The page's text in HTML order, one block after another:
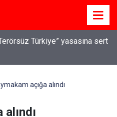
Türkiye” yasasına sert
hastalıklarına karşı denetimler
açığa alındı